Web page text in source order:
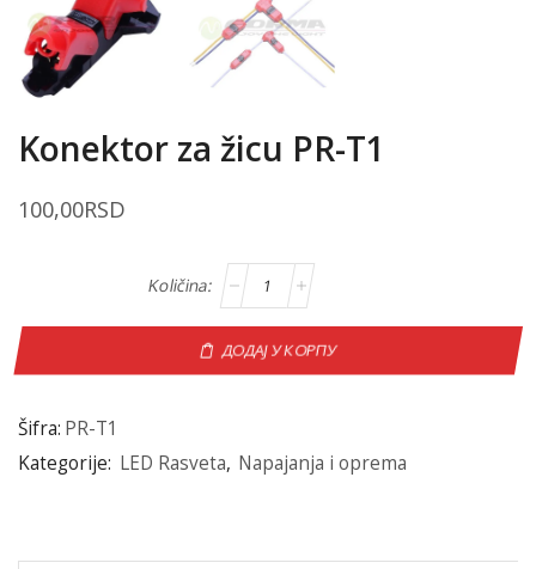
Konektor za žicu PR-T1
100,00RSD
ДОДАЈ У КОРПУ
Šifra: PR-T1
Kategorije: LED Rasveta, Napajanja i oprema